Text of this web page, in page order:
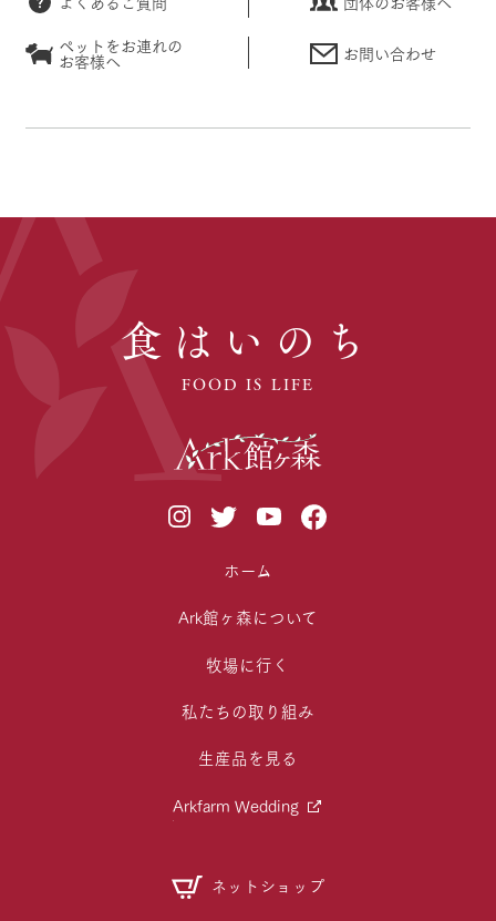
ペットをお連れの
お客様へ お問い合わせ
食はいのち
FOOD IS LIFE
ホーム
Ark館ヶ森について
牧場に行く
私たちの取り組み
生産品を見る
Arkfarm Wedding
ネットショップ